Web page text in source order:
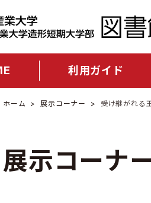
利用ガイド
ホーム 展示コーナー 受け継がれる
展示コーナ